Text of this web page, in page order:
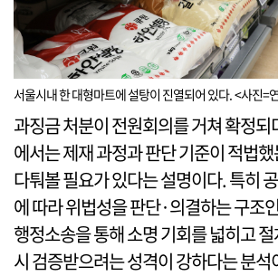
서울시내 한 대형마트에 설탕이 진열되어 있다. <사진=
과징금 처분이 전원회의를 거쳐 확정
에서는 제재 과정과 판단 기준이 적법
다퉈볼 필요가 있다는 설명이다. 특히
에 따라 위법성을 판단·의결하는 구조
행정소송을 통해 소명 기회를 넓히고
시 검증받으려는 성격이 강하다는 분석